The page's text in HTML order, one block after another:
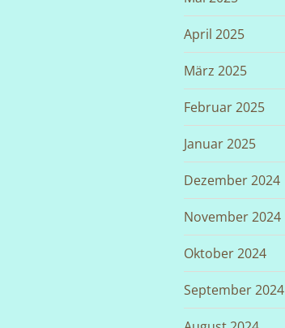
April 2025
März 2025
Februar 2025
Januar 2025
Dezember 2024
November 2024
Oktober 2024
September 2024